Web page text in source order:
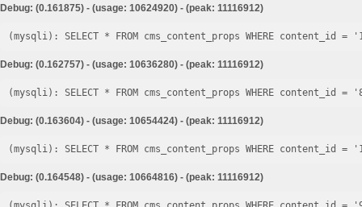
Debug: (0.161875) - (usage: 10624920) - (peak: 11116912)
Debug: (0.162757) - (usage: 10636280) - (peak: 11116912)
Debug: (0.163604) - (usage: 10654424) - (peak: 11116912)
Debug: (0.164548) - (usage: 10664816) - (peak: 11116912)